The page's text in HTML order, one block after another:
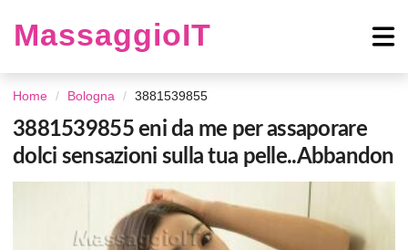
MassaggioIT
Home Bologna 3881539855
3881539855 eni da me per assaporare
dolci sensazioni sulla tua pelle..Abbandon